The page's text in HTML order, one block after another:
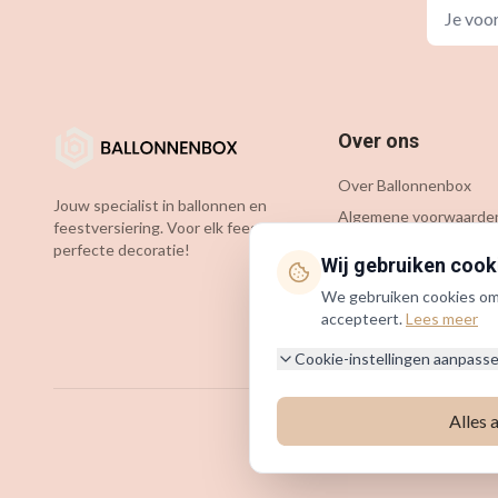
Jouw specialist in ballonnen en
feestversiering. Voor elk feest de
perfecte decoratie!
Over ons
Over Ballonnenbox
Algemene
Cookiebeleid
KVK: 54349583
Wij gebruiken
We gebruiken cookies
accepteert.Lees meer
Cookie-instellingen
Alles